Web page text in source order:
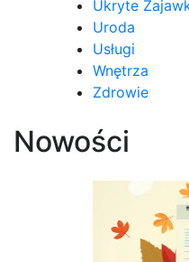
Ukryte
Uroda
Usługi
Wnętrza
Zdrowie
Nowości